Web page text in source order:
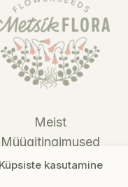
Küpsiste kasutamine
Meist
Müügitingimused